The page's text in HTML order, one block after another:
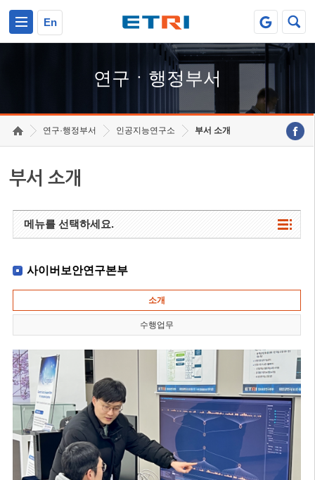
En
연구ㆍ행정부서
연구·행정부서 인공지능연구소 부서 소개
부서 소개
메뉴를 선택하세요.
사이버보안연구본부
소개
수행업무